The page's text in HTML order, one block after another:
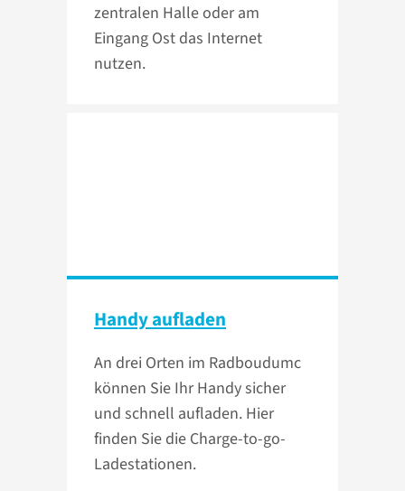
zentralen Halle oder am
Eingang Ost das Internet
nutzen.
Handy aufladen
An drei Orten im Radboudumc
können Sie Ihr Handy sicher
und schnell aufladen. Hier
finden Sie die Charge-to-go-
Ladestationen.